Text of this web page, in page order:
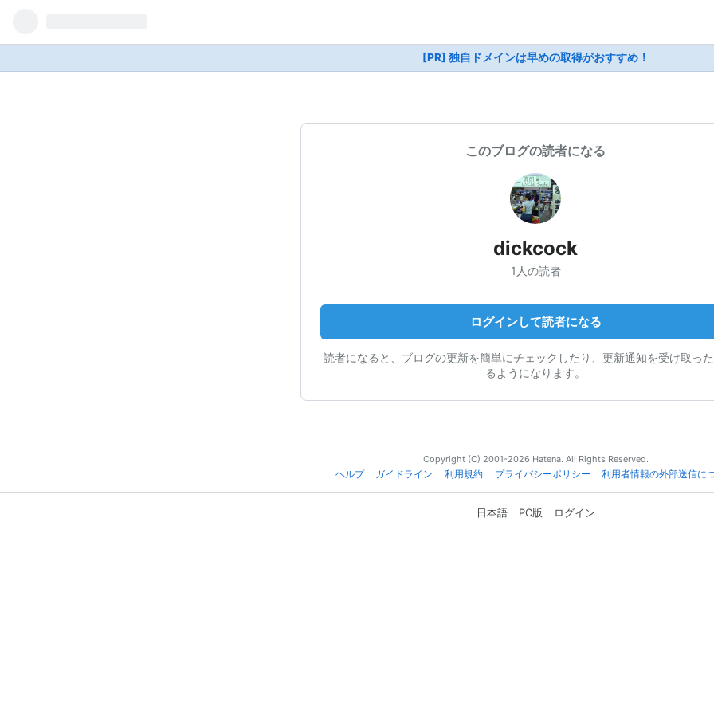
[PR] 独自ドメインは早めの取得がおすすめ！
このブログの読者になる
dickcock
1人の読者
ログインして読者になる
読者になると、ブログの更新を簡単にチェックしたり、更新通知を受け取っ
るようになります。
Copyright (C) 2001-2026 Hatena. All Rights Reserved.
ヘルプ
ガイドライン 利用規約 プライバシーポリシー 利用者情報の外部送信に
日本語 PC版 ログイン